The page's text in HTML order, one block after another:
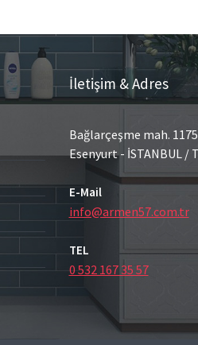
İletişim & Adres
Bağlarçeşme mah. 1175
Esenyurt - İSTANBUL /
E-Mail
info@armen57.com.tr
TEL
0 532 167 35 57